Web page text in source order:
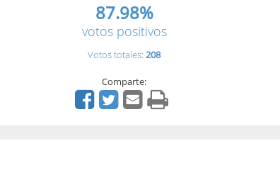
87.98%
votos positivos
Votos totales:208
Comparte: